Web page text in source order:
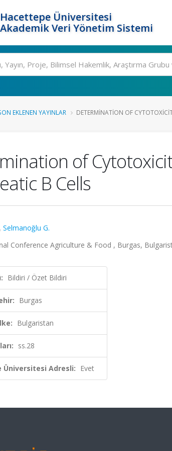
Hacettepe Üniversitesi
Akademik Veri Yönetim Sistemi
EKLENEN YAYINLAR DETERMINATION OF
of
Β Cells
, Selmanoğlu G.
Conference Agriculture & Food , Burgas,
Bildiri / Özet Bildiri
Burgas
Bulgaristan
ss.28
Üniversitesi Adresli: Evet